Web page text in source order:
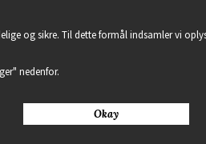
og sikre. Til dette formål indsamler vi
nedenfor.
Okay